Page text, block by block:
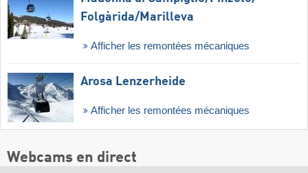
Folgàrida/​Marilleva
Afficher les remontées mécaniques
Arosa Lenzerheide
Afficher les remontées mécaniques
Webcams en direct